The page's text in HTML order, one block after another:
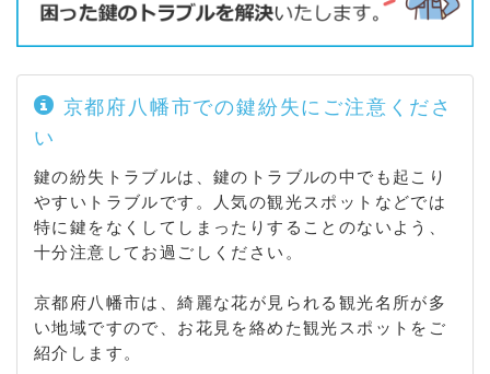
下奈良榊 / 下奈良下三床 / 下奈良新下 / 下奈良隅田 /
ノ道 / 戸津荒堀 / 戸津奥谷 / 戸津北小路 / 戸津小中代
/ 戸津正ノ竹 / 戸津谷ノ口 / 戸津堂田 / 戸津蜻蛉尻 /
水戸城 / 戸津南小路 / 戸津南代 / 西山足立 / 西山丸尾
/ 西山和気 / 野尻一庵 / 野尻円ノ元 / 野尻北ノ口 / 野
尻倉掛 / 野尻城究 / 野尻正畑 / 野尻土井ノ内 / 橋本愛
宕山 / 橋本石ケ谷 / 橋本意足 / 橋本糸ケ上 / 橋本奥ノ
興正 / 橋本小金川 / 橋本米ノ尾 / 橋本塩釜 / 橋本尻江
/ 橋本新石 / 橋本堂ケ原 / 橋本狩尾 / 橋本中ノ池尻 /
橋本中ノ町 / 橋本西刈又 / 橋本西山本 / 橋本東刈又 /
京都府八幡市での鍵紛失にご注意くださ
い
鍵の紛失トラブルは、鍵のトラブルの中でも起こり
やすいトラブルです。人気の観光スポットなどでは
特に鍵をなくしてしまったりすることのないよう、
十分注意してお過ごしください。
京都府八幡市は、綺麗な花が見られる観光名所が多
い地域ですので、お花見を絡めた観光スポットをご
紹介します。